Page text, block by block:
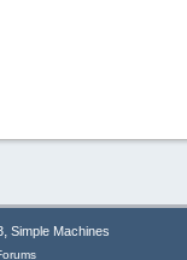
, Simple Machines